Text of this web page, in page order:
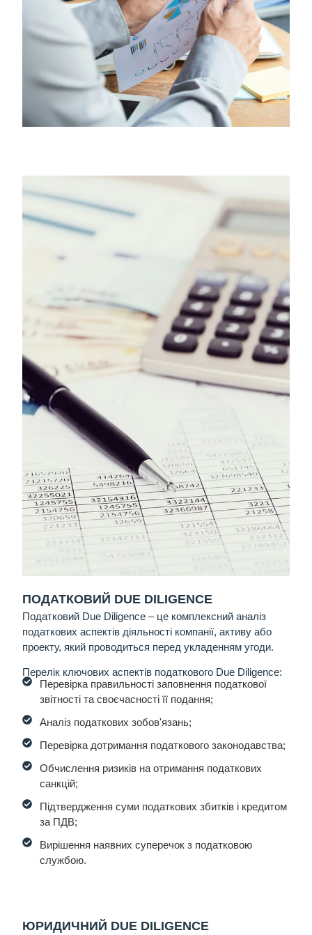
ПОДАТКОВИЙ DUE DILIGENCE
Податковий Due Diligence – це комплексний аналіз
податкових аспектів діяльності компанії, активу або
проекту, який проводиться перед укладенням угоди.
Перелік ключових аспектів податкового Due Diligence:
Перевірка правильності заповнення податкової
звітності та своєчасності її подання;
Аналіз податкових зобов'язань;
Перевірка дотримання податкового законодавства;
Обчислення ризиків на отримання податкових
санкцій;
Підтвердження суми податкових збитків і кредитом
за ПДВ;
Вирішення наявних суперечок з податковою
службою.
ЮРИДИЧНИЙ DUE DILIGENCE